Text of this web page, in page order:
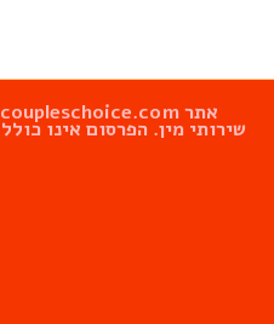
אתרcoupleschoice.com
שירותי מין. הפרסום אינו